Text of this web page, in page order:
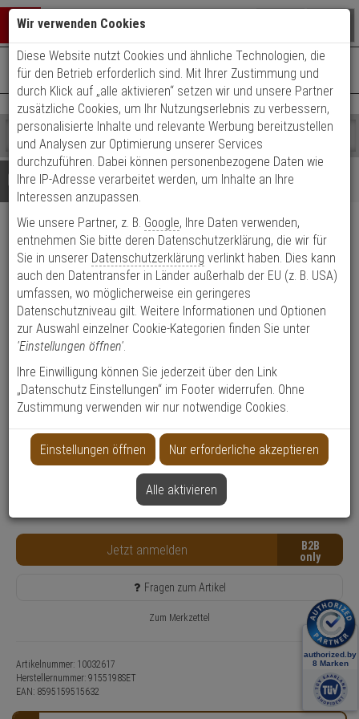
Warenkorb schließen
0 ARTIKEL IM WARENKORB
Ihr Warenkorb ist momentan leer.
Ergebnisse ()
Fertig
Shop
durchsuchen
Bitte
geben
Sie
Zeichen
ein,
um
Suche
starten.
Es
wurde
noch
Suche
gestartet
+49 (0)821 899 493-0Mo. - Do.: 8:00 - 16:30 | Fr.: 8:00 - 14:00 Uhr
Details Beratung
2N I/O Modul,
Sabotagekontakt, Security Relais
Produktmerkmale
Datenblatt drucken
Produktinformationen
Zubehörartikel, Modul, Sicherheitsmodul - Modell: 2N LTE Verso, 2N IP
Verso
Einsatzgebiet:Gewerbeobjekte, Haus, Wohnung
Anwendung:Türsprechanlage
Nur für Gewerbekunden
Lieferzeit: 1-2 Werktage**
Jetzt anmelden B2B
Fragen zum Artikel
Zum Merkzettel
Artikelnummer: 10032617
Herstellernummer: 9155198SET
EAN: 8595159515632
Wir verwenden Cookies
Diese Website nutzt Cookies und ähnliche Technologien, die
für den Betrieb erforderlich sind. Mit Ihrer Zustimmung und
durch Klick auf „alle aktivieren“ setzen wir und unsere Partner
zusätzliche Cookies, um Ihr Nutzungserlebnis zu verbessern,
personalisierte Inhalte und relevante Werbung bereitzustellen
und Analysen zur Optimierung unserer Services
durchzuführen. Dabei können personenbezogene Daten wie
Ihre IP-Adresse verarbeitet werden, um Inhalte an Ihre
Interessen anzupassen.
Wie unsere Partner, z. B. Google, Ihre Daten verwenden,
entnehmen Sie bitte deren Datenschutzerklärung, die wir für
Sie in unserer Datenschutzerklärung verlinkt haben. Dies kann
auch den Datentransfer in Länder außerhalb der EU (z. B. USA)
umfassen, wo möglicherweise ein geringeres
Datenschutzniveau gilt. Weitere Informationen und Optionen
zur Auswahl einzelner Cookie-Kategorien finden Sie unter
'Einstellungen öffnen'.
Ihre Einwilligung können Sie jederzeit über den Link
„Datenschutz Einstellungen“ im Footer widerrufen. Ohne
Zustimmung verwenden wir nur notwendige Cookies.
Einstellungen öffnen Nur erforderliche akzeptieren
Alle aktivieren